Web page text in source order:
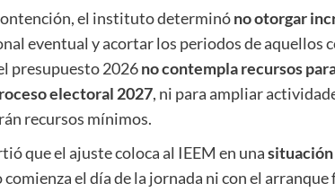
el instituto determinóno otorgar
eventual y acortar los periodos de aquellos
presupuesto 2026no contempla recursos
electoral 2027, ni para ampliar
recursos mínimos.
que el ajuste coloca al IEEM en una
el día de la jornada ni con el